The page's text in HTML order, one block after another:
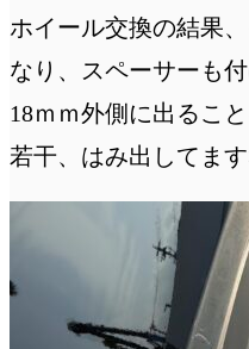
ホイール交換の結果
なり、スペーサーも
18ｍｍ外側に出ること
若干、はみ出してます